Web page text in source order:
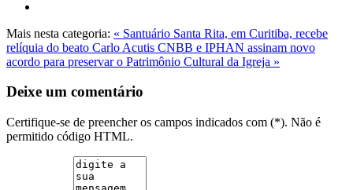
Mais nesta categoria: « Santuário Santa Rita, em Curitiba, recebe
relíquia do beato Carlo Acutis CNBB e IPHAN assinam novo
acordo para preservar o Patrimônio Cultural da Igreja »
Deixe um comentário
Certifique-se de preencher os campos indicados com (*). Não é
permitido código HTML.